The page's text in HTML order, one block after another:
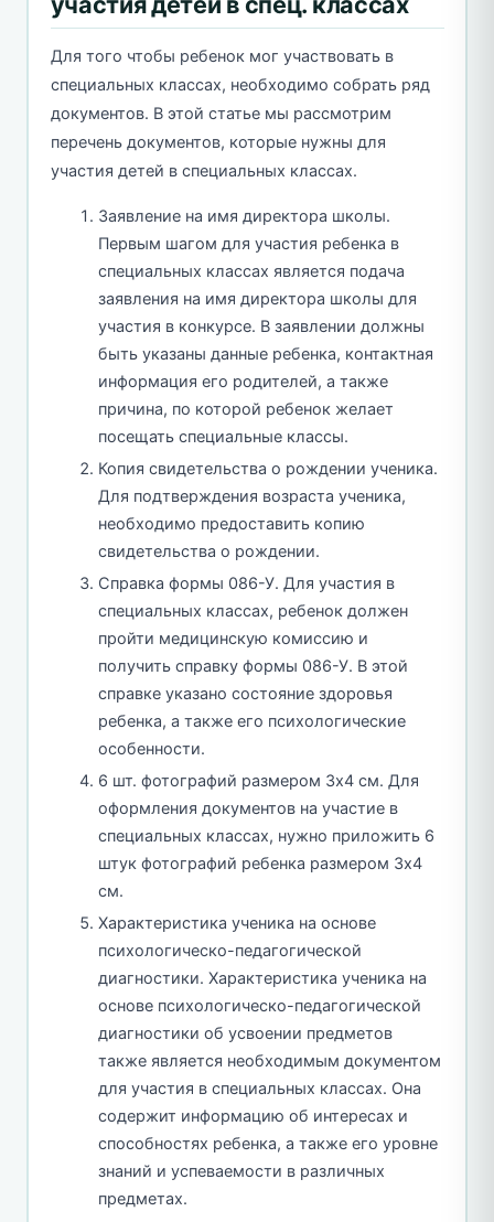
Для того чтобы ребенок мог участвовать в
специальных классах, необходимо собрать ряд
документов. В этой статье мы рассмотрим
перечень документов, которые нужны для
участия детей в специальных классах.
Заявление на имя директора школы.
Первым шагом для участия ребенка в
специальных классах является подача
заявления на имя директора школы для
участия в конкурсе. В заявлении должны
быть указаны данные ребенка, контактная
информация его родителей, а также
причина, по которой ребенок желает
посещать специальные классы.
Копия свидетельства о рождении ученика.
Для подтверждения возраста ученика,
необходимо предоставить копию
свидетельства о рождении.
Справка формы 086-У. Для участия в
специальных классах, ребенок должен
пройти медицинскую комиссию и
получить справку формы 086-У. В этой
справке указано состояние здоровья
ребенка, а также его психологические
особенности.
6 шт. фотографий размером 3х4 см. Для
оформления документов на участие в
специальных классах, нужно приложить 6
штук фотографий ребенка размером 3х4
см.
Характеристика ученика на основе
психологическо-педагогической
диагностики. Характеристика ученика на
основе психологическо-педагогической
диагностики об усвоении предметов
также является необходимым документом
для участия в специальных классах. Она
содержит информацию об интересах и
способностях ребенка, а также его уровне
знаний и успеваемости в различных
предметах.